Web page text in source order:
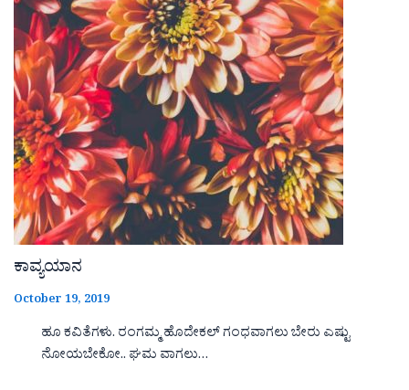
ಕಾವ್ಯಯಾನ
October 19, 2019
ಹೂ ಕವಿತೆಗಳು. ರಂಗಮ್ಮ ಹೊದೇಕಲ್ ಗಂಧವಾಗಲು ಬೇರು ಎಷ್ಟು
ನೋಯಬೇಕೋ.. ಘಮ ವಾಗಲು…